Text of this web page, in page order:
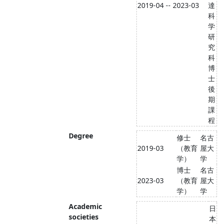
2019-04 -- 2023-03
達
科
学
研
究
科
博
士
後
期
課
程
Degree
2019-03
修士
（教育
学）
名古
屋大
学
2023-03
博士
（教育
学）
名古
屋大
学
Academic
societies
日
本